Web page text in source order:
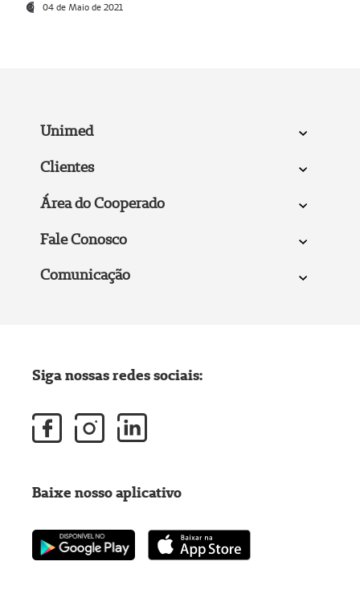
04 de Maio de 2021
Unimed
Clientes
Área do Cooperado
Fale Conosco
Comunicação
Siga nossas redes sociais:
Baixe nosso aplicativo